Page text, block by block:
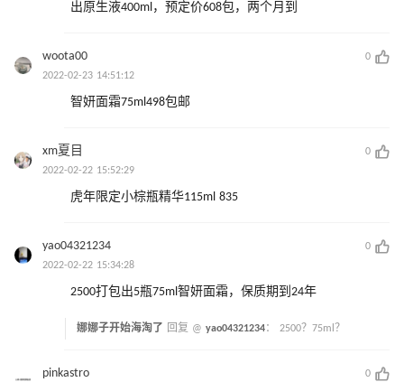
出原生液400ml，预定价608包，两个月到
woota00
0
2022-02-23 14:51:12
智妍面霜75ml498包邮
xm夏目
0
2022-02-22 15:52:29
虎年限定小棕瓶精华115ml 835
yao04321234
0
2022-02-22 15:34:28
2500打包出5瓶75ml智妍面霜，保质期到24年
娜娜子开始海淘了 回复 @ yao04321234： 2500？75ml？
pinkastro
0